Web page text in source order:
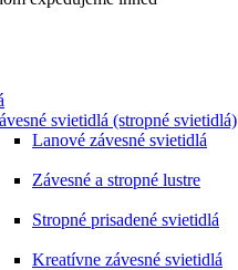
svietidlá (stropné svietidlá)
Lanové závesné svietidlá
Závesné a stropné lustre
Stropné prisadené svietidlá
Kreatívne závesné svietidlá